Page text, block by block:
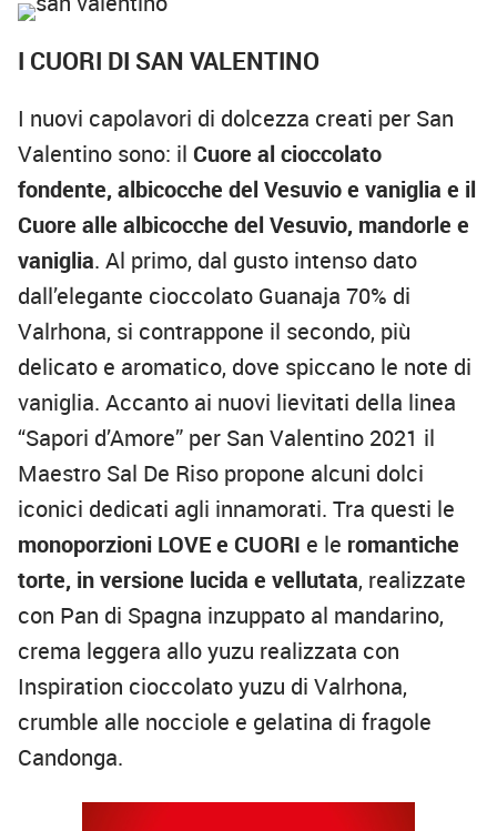
I CUORI DI SAN VALENTINO
I nuovi capolavori di dolcezza creati per San
Valentino sono: il Cuore al cioccolato
fondente, albicocche del Vesuvio e vaniglia e il
Cuore alle albicocche del Vesuvio, mandorle e
vaniglia. Al primo, dal gusto intenso dato
dall’elegante cioccolato Guanaja 70% di
Valrhona, si contrappone il secondo, più
delicato e aromatico, dove spiccano le note di
vaniglia. Accanto ai nuovi lievitati della linea
“Sapori d’Amore” per San Valentino 2021 il
Maestro Sal De Riso propone alcuni dolci
iconici dedicati agli innamorati. Tra questi le
monoporzioni LOVE e CUORI e le romantiche
torte, in versione lucida e vellutata, realizzate
con Pan di Spagna inzuppato al mandarino,
crema leggera allo yuzu realizzata con
Inspiration cioccolato yuzu di Valrhona,
crumble alle nocciole e gelatina di fragole
Candonga.